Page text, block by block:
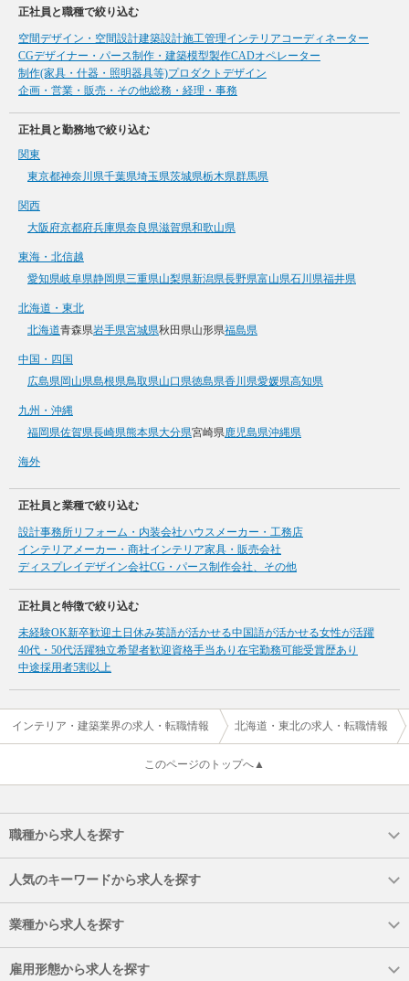
正社員と職種で絞り込む
空間デザイン・空間設計建築設計施工管理インテリアコーディネーター
CGデザイナー・パース制作・建築模型製作CADオペレーター
制作(家具・什器・照明器具等)プロダクトデザイン
企画・営業・販売・その他総務・経理・事務
正社員と勤務地で絞り込む
関東
東京都神奈川県千葉県埼玉県茨城県栃木県群馬県
関西
大阪府京都府兵庫県奈良県滋賀県和歌山県
東海・北信越
愛知県岐阜県静岡県三重県山梨県新潟県長野県富山県石川県福井県
北海道・東北
北海道青森県岩手県宮城県秋田県山形県福島県
中国・四国
広島県岡山県島根県鳥取県山口県徳島県香川県愛媛県高知県
九州・沖縄
福岡県佐賀県長崎県熊本県大分県宮崎県鹿児島県沖縄県
海外
正社員と業種で絞り込む
設計事務所リフォーム・内装会社ハウスメーカー・工務店
インテリアメーカー・商社インテリア家具・販売会社
ディスプレイデザイン会社CG・パース制作会社、その他
正社員と特徴で絞り込む
未経験OK新卒歓迎土日休み英語が活かせる中国語が活かせる女性が活躍
40代・50代活躍独立希望者歓迎資格手当あり 在宅勤務可能受賞歴あり
中途採用者5割以上
インテリア・建築業界の求人・転職情報 北海道・東北の求人・転職情報
このページのトップへ▲
職種から求人を探す
人気のキーワードから求人を探す
業種から求人を探す
雇用形態から求人を探す